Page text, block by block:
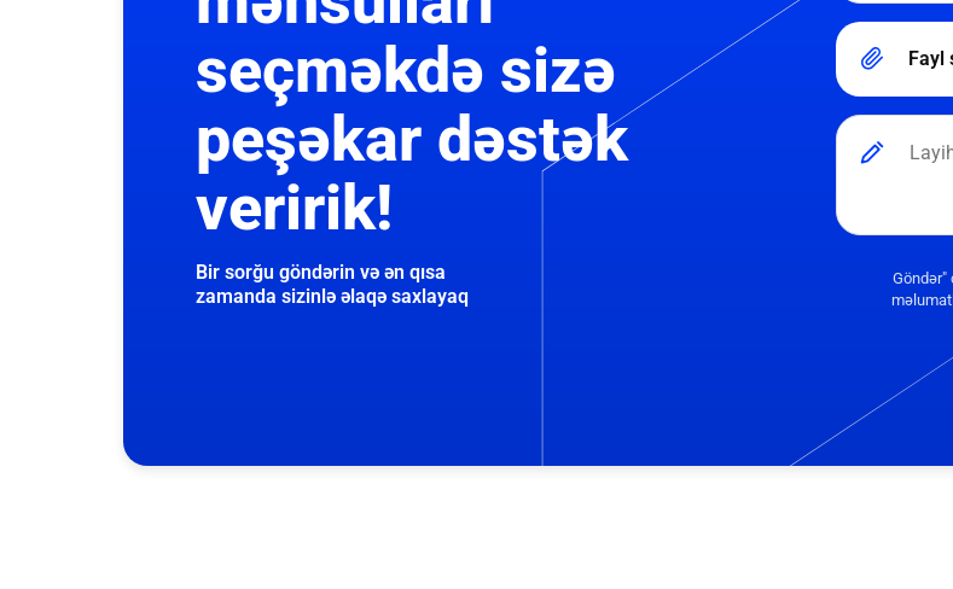
seçməkdə sizə
peşəkar dəstək
veririk!
Bir sorğu göndərin və ən qısa
zamanda sizinlə əlaqə saxlayaq
Fayl